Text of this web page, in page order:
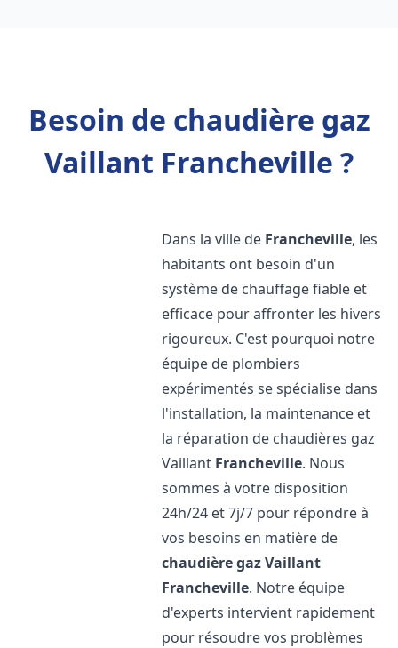
Besoin de chaudière gaz
Vaillant Francheville ?
Dans la ville de Francheville, les
habitants ont besoin d'un
système de chauffage fiable et
efficace pour affronter les hivers
rigoureux. C'est pourquoi notre
équipe de plombiers
expérimentés se spécialise dans
l'installation, la maintenance et
la réparation de chaudières gaz
Vaillant Francheville. Nous
sommes à votre disposition
24h/24 et 7j/7 pour répondre à
vos besoins en matière de
chaudière gaz Vaillant
Francheville. Notre équipe
d'experts intervient rapidement
pour résoudre vos problèmes